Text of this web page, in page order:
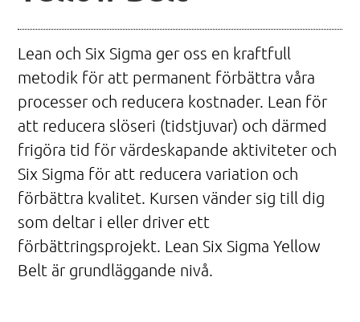
Lean och Six Sigma ger oss en kraftfull
metodik för att permanent förbättra våra
processer och reducera kostnader. Lean för
att reducera slöseri (tidstjuvar) och därmed
frigöra tid för värdeskapande aktiviteter och
Six Sigma för att reducera variation och
förbättra kvalitet. Kursen vänder sig till dig
som deltar i eller driver ett
förbättringsprojekt. Lean Six Sigma Yellow
Belt är grundläggande nivå.